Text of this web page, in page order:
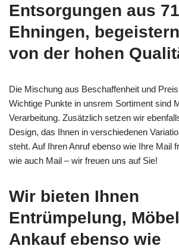
Entsorgungen aus
Ehningen,
von der hohen
Die Mischung aus Beschaffenheit und
Wichtige Punkte in unsrem Sortiment sind
Verarbeitung. Zusätzlich setzen wir
Design, das Ihnen in verschiedenen
steht. Auf Ihren Anruf ebenso wie Ihre Mail
wie auch Mail – wir freuen uns auf Sie!
Wir bieten Ihnen
Entrümpelung,
Ankauf ebenso wie